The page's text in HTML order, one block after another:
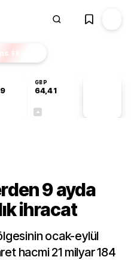
EKSTRA
GBP
64,41
9 ayda
ihracat
ocak-eylül
hacmi 21 milyar 184